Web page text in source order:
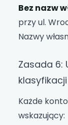
Bez nazw
przy ul.
Nazwy
Zasada 6:
klasyfikacji
Każde
wskazujący: